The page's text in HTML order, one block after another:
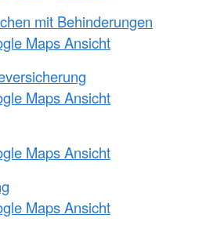
mit Behinderungen
Maps Ansicht
Maps Ansicht
Maps Ansicht
Maps Ansicht